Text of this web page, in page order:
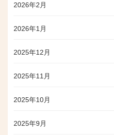
2026年2月
2026年1月
2025年12月
2025年11月
2025年10月
2025年9月